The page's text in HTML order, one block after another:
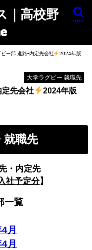
｜高校野
search
ビー部 進路•内定先会社 2024年版
大学ラグビー 就職先
定先会社 2024年版
就職先
・内定先
社予定分】
一覧
月
月